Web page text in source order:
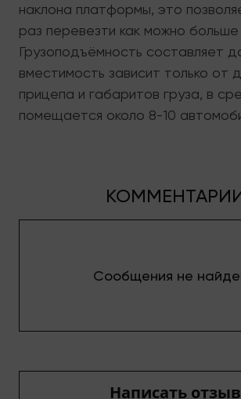
наклона платформы, это
раз перевезти как можно
Грузоподъёмность составляет
вместимость зависит только от
прицепа и габаритов груза, в
помещается около 8-10
Сообщения не
Написать отзыв